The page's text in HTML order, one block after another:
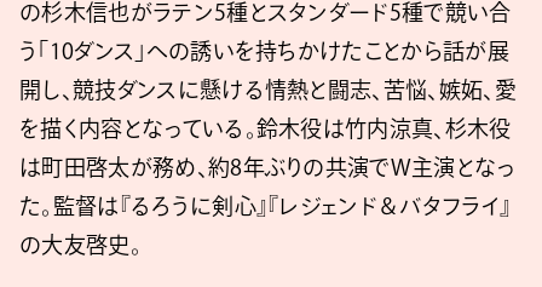
の杉木信也がラテン5種とスタンダード5種で競い合
う「10ダンス」への誘いを持ちかけたことから話が展
開し、競技ダンスに懸ける情熱と闘志、苦悩、嫉妬、愛
を描く内容となっている。鈴木役は竹内涼真、杉木役
は町田啓太が務め、約8年ぶりの共演でW主演となっ
た。監督は『るろうに剣心』『レジェンド＆バタフライ』
の大友啓史。